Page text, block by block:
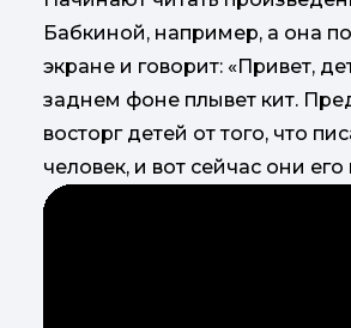
Бабкиной, например, а она
экране и говорит: «Привет,
заднем фоне плывет кит.
восторг детей от того, что
человек, и вот сейчас они его